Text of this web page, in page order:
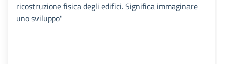
ricostruzione fisica degli edifici. Significa immaginare
uno sviluppo"